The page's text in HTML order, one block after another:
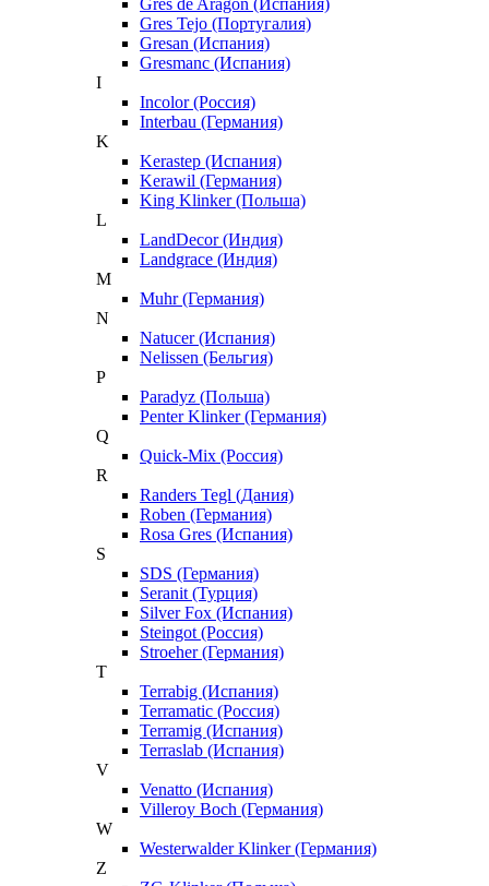
Gres de Aragon (Испания)
Gres Tejo (Португалия)
Gresan (Испания)
Gresmanc (Испания)
I
Incolor (Россия)
Interbau (Германия)
K
Kerastep (Испания)
Kerawil (Германия)
King Klinker (Польша)
L
LandDecor (Индия)
Landgrace (Индия)
M
Muhr (Германия)
N
Natucer (Испания)
Nelissen (Бельгия)
P
Paradyz (Польша)
Penter Klinker (Германия)
Q
Quick-Mix (Россия)
R
Randers Tegl (Дания)
Roben (Германия)
Rosa Gres (Испания)
S
SDS (Германия)
Seranit (Турция)
Silver Fox (Испания)
Steingot (Россия)
Stroeher (Германия)
T
Terrabig (Испания)
Terramatic (Россия)
Terramig (Испания)
Terraslab (Испания)
V
Venatto (Испания)
Villeroy Boch (Германия)
W
Westerwalder Klinker (Германия)
Z